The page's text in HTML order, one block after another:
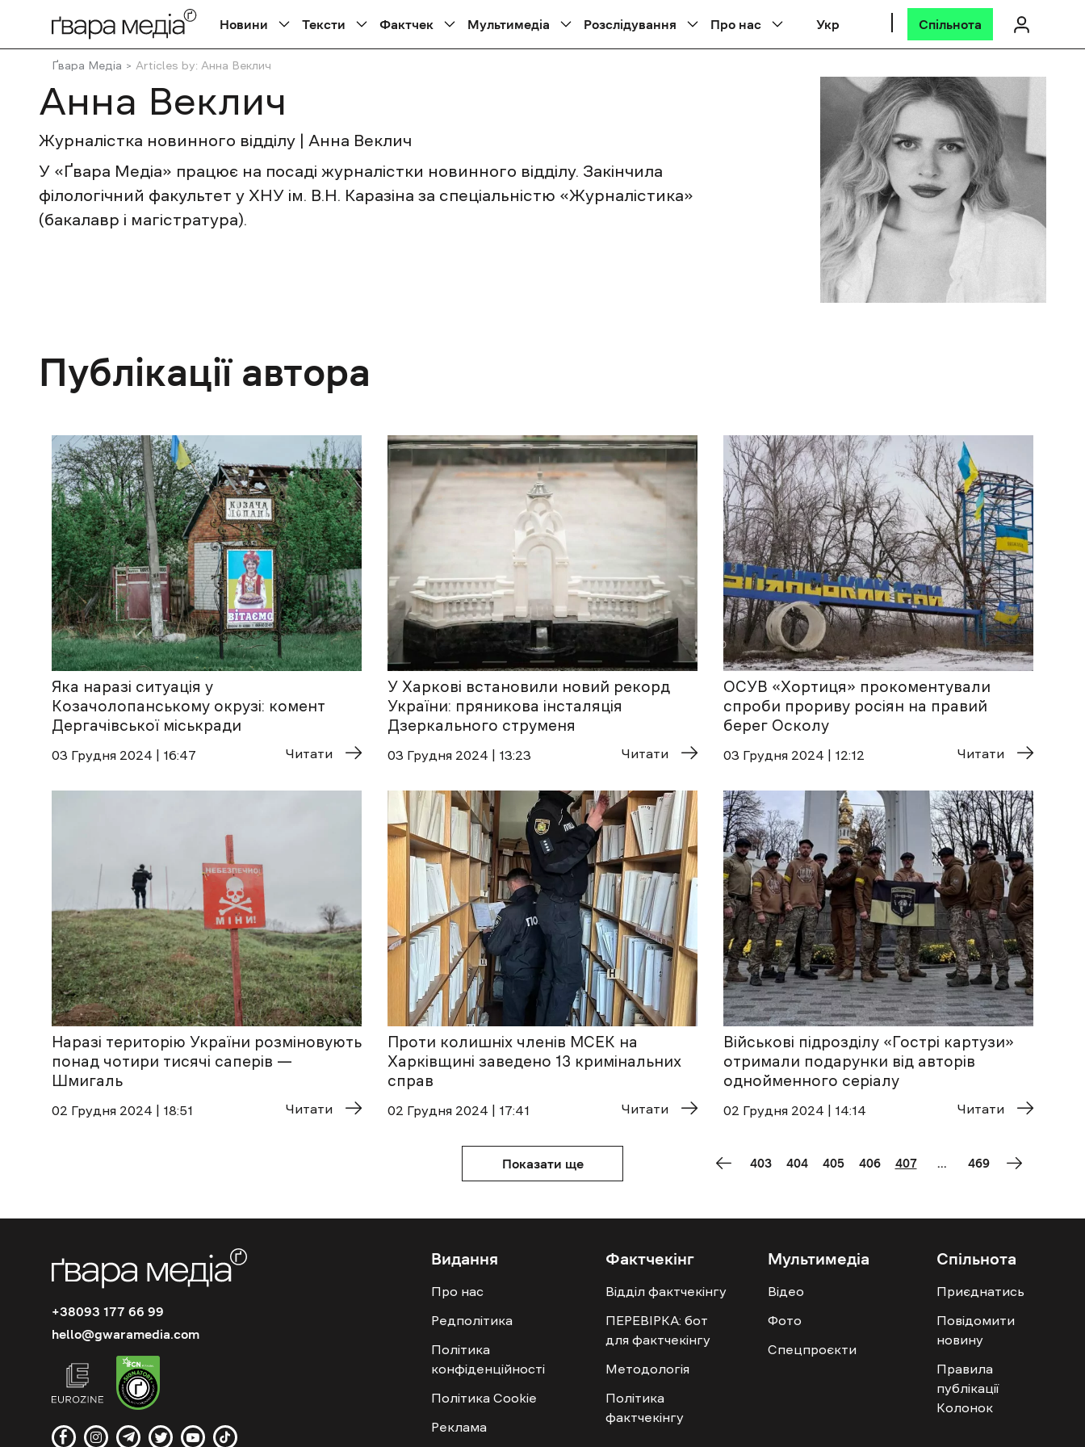
Новини Тексти Фактчек Мультимедіа Розслідування Про нас Укр Спільнота
Ґвара Медіа Articles by: Анна Веклич
Анна Веклич
Журналістка новинного відділу | Анна Веклич
У «Ґвара Медіа» працює на посаді журналістки новинного відділу. Закінчила
філологічний факультет у ХНУ ім. В.Н. Каразіна за спеціальністю «Журналістика»
(бакалавр і магістратура).
Публікації автора
Яка наразі ситуація у
Козачолопанському окрузі: комент
Дергачівської міськради
03 Грудня 2024 | 16:47 Читати
У Харкові встановили новий рекорд
України: пряникова інсталяція
Дзеркального струменя
03 Грудня 2024 | 13:23 Читати
ОСУВ «Хортиця» прокоментували
спроби прориву росіян на правий
берег Осколу
03 Грудня 2024 | 12:12 Читати
Наразі територію України розміновують
понад чотири тисячі саперів —
Шмигаль
02 Грудня 2024 | 18:51 Читати
Проти колишніх членів МСЕК на
Харківщині заведено 13 кримінальних
справ
02 Грудня 2024 | 17:41 Читати
Військові підрозділу «‎Гострі картузи»
отримали подарунки від авторів
однойменного серіалу
02 Грудня 2024 | 14:14 Читати
Показати ще 403 404 405 406 407 469
+38093 177 66 99
hello@gwaramedia.com
Видання
Про нас
Редполітика
Політика
конфіденційності
Політика Cookie
Реклама
Фактчекінг
Відділ фактчекінгу
ПЕРЕВІРКА: бот
для фактчекінгу
Методологія
Політика
фактчекінгу
Мультимедіа
Відео
Фото
Спецпроєкти
Спільнота
Приєднатись
Повідомити
новину
Правила
публікації
Колонок